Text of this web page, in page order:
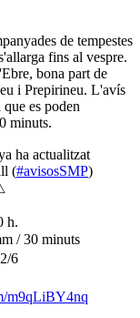
de tempestes
fins al vespre.
bona part de
i Prepirineu. L'avís
es poden
minuts.
ha actualitzat
(#avisosSMP)
h.
/ 30 minuts
6
m9qLiBY4nq